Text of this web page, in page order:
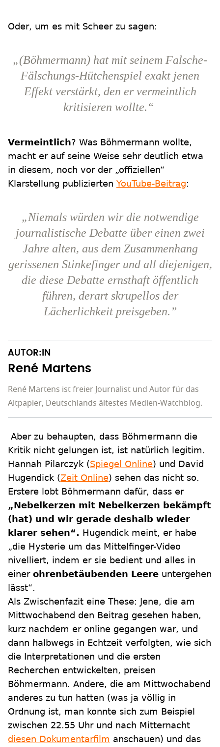
Oder, um es mit Scheer zu sagen:
„(Böhmermann) hat mit seinem Falsche-
Fälschungs-Hütchenspiel exakt jenen
Effekt verstärkt, den er vermeintlich
kritisieren wollte.“
Vermeintlich? Was Böhmermann wollte,
macht er auf seine Weise sehr deutlich etwa
in diesem, noch vor der „offiziellen“
Klarstellung publizierten YouTube-Beitrag:
„Niemals würden wir die notwendige
journalistische Debatte über einen zwei
Jahre alten, aus dem Zusammenhang
gerissenen Stinkefinger und all diejenigen,
die diese Debatte ernsthaft öffentlich
führen, derart skrupellos der
Lächerlichkeit preisgeben.”
AUTOR:IN
René Martens
René Martens ist freier Journalist und Autor für das
Altpapier, Deutschlands ältestes Medien-Watchblog.
Aber zu behaupten, dass Böhmermann die
Kritik nicht gelungen ist, ist natürlich legitim.
Hannah Pilarczyk (Spiegel Online) und David
Hugendick (Zeit Online) sehen das nicht so.
Erstere lobt Böhmermann dafür, dass er
„Nebelkerzen mit Nebelkerzen bekämpft
(hat) und wir gerade deshalb wieder
klarer sehen“. Hugendick meint, er habe
„die Hysterie um das Mittelfinger-Video
nivelliert, indem er sie bedient und alles in
einer ohrenbetäubenden Leere untergehen
lässt“.
Als Zwischenfazit eine These: Jene, die am
Mittwochabend den Beitrag gesehen haben,
kurz nachdem er online gegangen war, und
dann halbwegs in Echtzeit verfolgten, wie sich
die Interpretationen und die ersten
Recherchen entwickelten, preisen
Böhmermann. Andere, die am Mittwochabend
anderes zu tun hatten (was ja völlig in
Ordnung ist, man konnte sich zum Beispiel
zwischen 22.55 Uhr und nach Mitternacht
diesen Dokumentarfilm anschauen) und das